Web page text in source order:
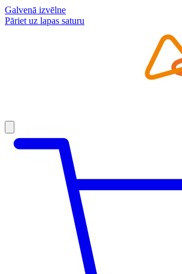
Galvenā izvēlne
Pāriet uz lapas saturu